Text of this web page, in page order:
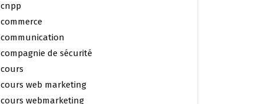
cnpp
commerce
communication
compagnie de sécurité
cours
cours web marketing
cours webmarketing